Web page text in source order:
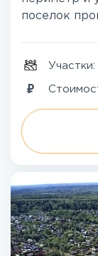
поселок
Участки: